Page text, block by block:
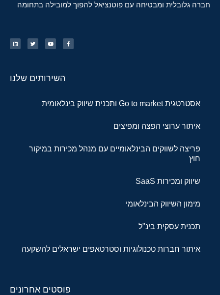
חברה גלובלית ומבטיחה עם פוטנציאל להפוך למובילה בתחומה
השירותים שלנו
אסטרטגית Go to market ותכנית שיווק בינלאומית
איתור ערוצי הפצה ומפיצים
פריצה לשווקים הבינלאומיים עם מנהל מכירות במיקור
חוץ
שיווק ומכירות SaaS
מימון השיווק הבינלאומי
תכנית עסקית בינ"ל
איתור חברות טכנולוגיות וסטרטאפים ישראלים להשקעה
פוסטים אחרונים